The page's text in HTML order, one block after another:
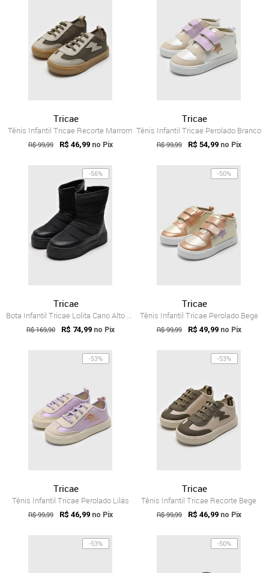
Tricae
Tênis Infantil Tricae Recorte Marrom
R$ 99,99 R$ 46,99 no Pix
Tricae
Tênis Infantil Tricae Perolado Branco
R$ 99,99 R$ 54,99 no Pix
-56%
Tricae
Bota Infantil Tricae Lolita Cano Alto Preta
R$ 169,90 R$ 74,99 no Pix
-50%
Tricae
Tênis Infantil Tricae Perolado Bege
R$ 99,99 R$ 49,99 no Pix
-53%
Tricae
Tênis Infantil Tricae Perolado Lilás
R$ 99,99 R$ 46,99 no Pix
-53%
Tricae
Tênis Infantil Tricae Recorte Bege
R$ 99,99 R$ 46,99 no Pix
-53% -50%